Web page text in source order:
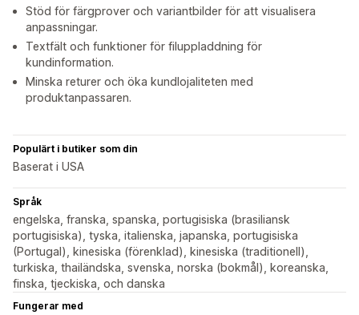
Stöd för färgprover och variantbilder för att visualisera
anpassningar.
Textfält och funktioner för filuppladdning för
kundinformation.
Minska returer och öka kundlojaliteten med
produktanpassaren.
Populärt i butiker som din
Baserat i USA
Språk
engelska, franska, spanska, portugisiska (brasiliansk
portugisiska), tyska, italienska, japanska, portugisiska
(Portugal), kinesiska (förenklad), kinesiska (traditionell),
turkiska, thailändska, svenska, norska (bokmål), koreanska,
finska, tjeckiska, och danska
Fungerar med